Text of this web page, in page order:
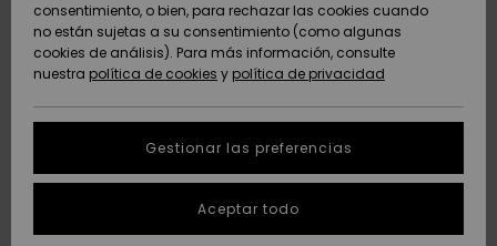
Novedades
Destacados
Novedades
Destacados
Comunidad
AYUDA &
CONTACTO
Protección de
datos
personales
Inicia una
conversación
SOSTENIBILIDAD
consentimiento, o bien, para rechazar las cookies cuando
no están sujetas a su consentimiento (como algunas
cookies de análisis). Para más información, consulte
nuestra política de cookies y política de privacidad
Gestionar las preferencias
Aceptar todo